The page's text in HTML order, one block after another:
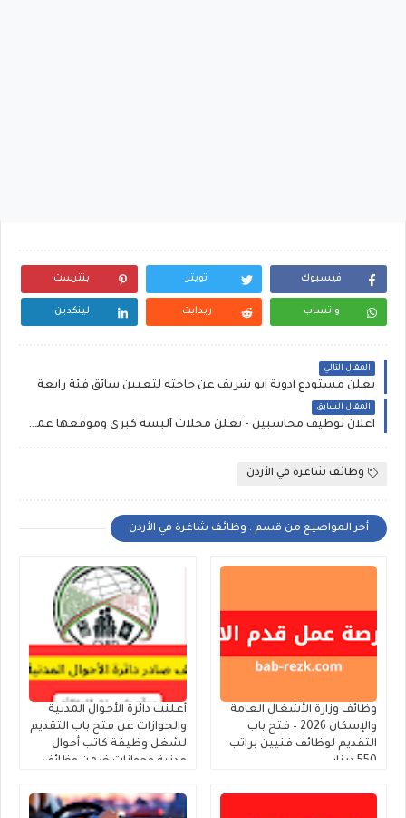
فيسبوك تويتر بنترست
واتساب ريدايت لينكدين
المقال التالي
يعلن مستودع أدوية أبو شريف عن حاجته لتعيين سائق فئة رابعة
المقال السابق
اعلان توظيف محاسبين - تعلن محلات ألبسة كبرى وموقعها عمان حاجتها لتوظيف محاسبين
وظائف شاغرة في الأردن
أخر المواضيع من قسم : وظائف شاغرة في الأردن
وظائف وزارة الأشغال العامة
والإسكان 2026 – فتح باب
التقديم لوظائف فنيين براتب
550 دينار
أعلنت دائرة الأحوال المدنية
والجوازات عن فتح باب التقديم
لشغل وظيفة كاتب أحوال
مدنية وجوازات ضمن وظائف